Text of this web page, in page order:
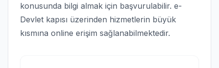
konusunda bilgi almak için başvurulabilir. e-
Devlet kapısı üzerinden hizmetlerin büyük
kısmına online erişim sağlanabilmektedir.